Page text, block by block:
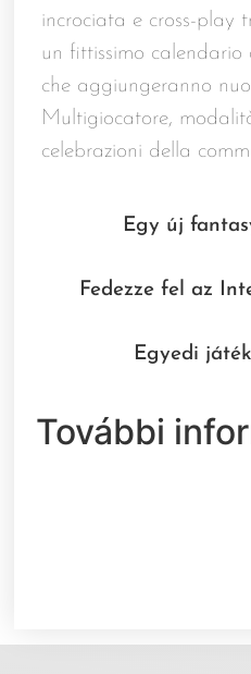
incrociata e cross-play
un fittissimo
che aggiungeranno
Multigiocatore,
celebrazioni della
Egy új
Fedezze fel az
Egyedi
További